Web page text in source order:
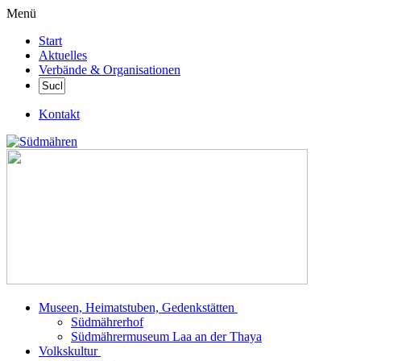
Menü
Start
Aktuelles
Verbände & Organisationen
Kontakt
Museen, Heimatstuben, Gedenkstätten
Südmährerhof
Südmährermuseum Laa an der Thaya
Volkskultur